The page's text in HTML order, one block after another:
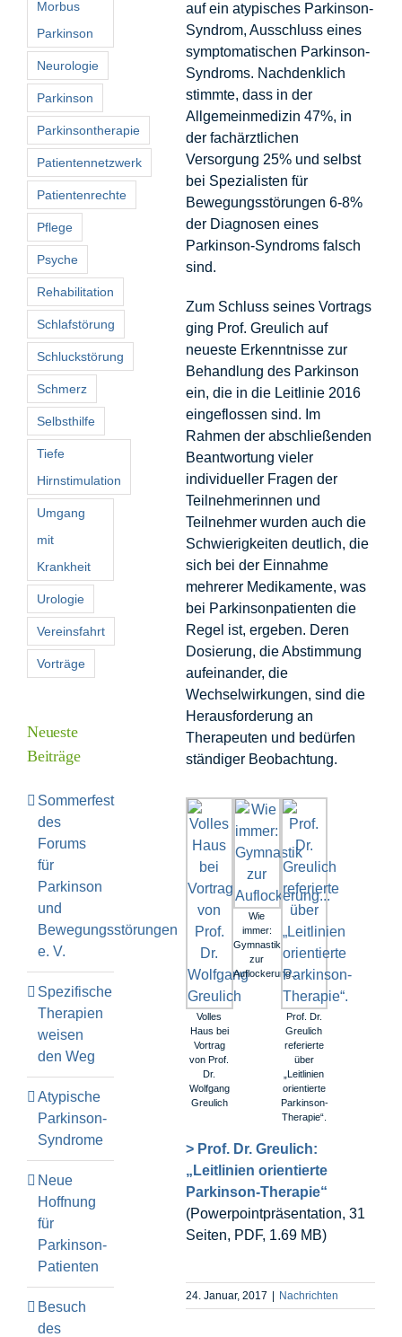
auf ein atypisches Parkinson-
Syndrom, Ausschluss eines
symptomatischen Parkinson-
Syndroms. Nachdenklich
stimmte, dass in der
Allgemeinmedizin 47%, in
der fachärztlichen
Versorgung 25% und selbst
bei Spezialisten für
Bewegungsstörungen 6-8%
der Diagnosen eines
Parkinson-Syndroms falsch
sind.
Zum Schluss seines Vortrags
ging Prof. Greulich auf
neueste Erkenntnisse zur
Behandlung des Parkinson
ein, die in die Leitlinie 2016
eingeflossen sind. Im
Rahmen der abschließenden
Beantwortung vieler
individueller Fragen der
Teilnehmerinnen und
Teilnehmer wurden auch die
Schwierigkeiten deutlich, die
sich bei der Einnahme
mehrerer Medikamente, was
bei Parkinsonpatienten die
Regel ist, ergeben. Deren
Dosierung, die Abstimmung
aufeinander, die
Wechselwirkungen, sind die
Herausforderung an
Therapeuten und bedürfen
ständiger Beobachtung.
Volles
Haus bei
Vortrag
von Prof.
Dr.
Wolfgang
Greulich
Wie
immer:
Gymnastik
zur
Auflockerung…
Prof. Dr.
Greulich
referierte
über
„Leitlinien
orientierte
Parkinson-
Therapie“.
> Prof. Dr. Greulich:
„Leitlinien orientierte
Parkinson-Therapie“
(Powerpointpräsentation, 31
Seiten, PDF, 1.69 MB)
24. Januar, 2017 Nachrichten
Morbus
Parkinson
Neurologie
Parkinson
Parkinsontherapie
Patientennetzwerk
Patientenrechte
Pflege
Psyche
Rehabilitation
Schlafstörung
Schluckstörung
Schmerz
Selbsthilfe
Tiefe
Hirnstimulation
Umgang
mit
Krankheit
Urologie
Vereinsfahrt
Vorträge
Neueste
Beiträge
Sommerfest
des
Forums
für
Parkinson
und
Bewegungsstörungen
e. V.
Spezifische
Therapien
weisen
den Weg
Atypische
Parkinson-
Syndrome
Neue
Hoffnung
für
Parkinson-
Patienten
Besuch
des